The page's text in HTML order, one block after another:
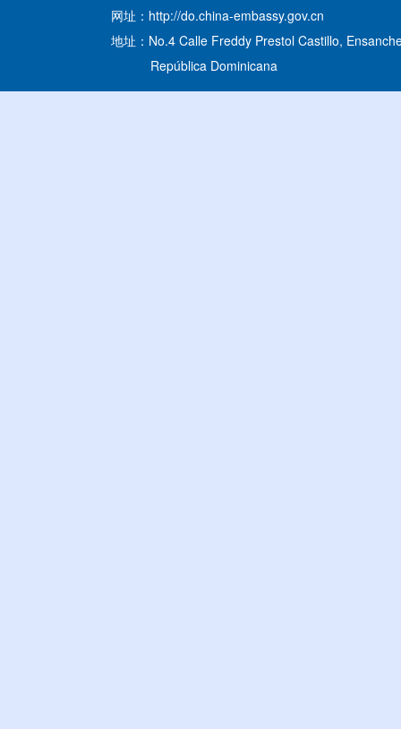
网址：http://do.china-embassy.gov.cn
地址：No.4 Calle Freddy Prestol Castillo,
República Dominicana